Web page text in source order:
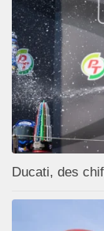
Ducati, des